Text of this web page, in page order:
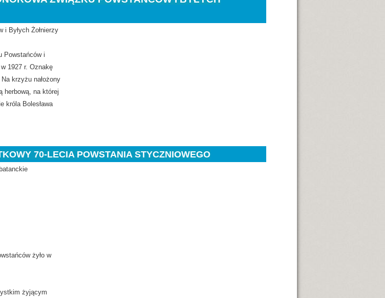
i Byłych Żołnierzy
Powstańców i
w 1927 r. Oznakę
krzyżu nałożony
herbową, na której
króla Bolesława
70-LECIA POWSTANIA STYCZNIOWEGO
żyło w
żyjącym